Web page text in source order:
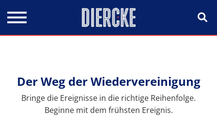
Der Weg der Wiedervereinigung
Bringe die Ereignisse in die richtige Reihenfolge.
Beginne mit dem frühsten Ereignis.